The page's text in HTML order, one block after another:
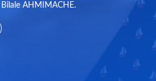
AHMIMACHE.